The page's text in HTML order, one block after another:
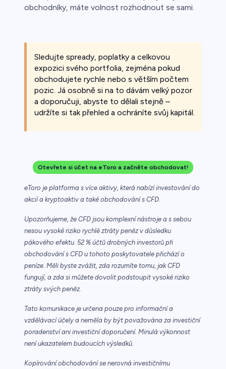
obchodníky, máte volnost rozhodnout se sami.
Sledujte spready, poplatky a celkovou
expozici svého portfolia, zejména pokud
obchodujete rychle nebo s větším počtem
pozic. Já osobně si na to dávám velký pozor
a doporučuji, abyste to dělali stejně –
udržíte si tak přehled a ochráníte svůj kapitál.
Otevřete si účet na eToro a začněte obchodovat!
eToro je platforma s více aktivy, která nabízí investování do
akcií a kryptoaktiv a také obchodování s CFD.
Upozorňujeme, že CFD jsou komplexní nástroje a s sebou
nesou vysoké riziko rychlé ztráty peněz v důsledku
pákového efektu. 52 % účtů drobných investorů při
obchodování s CFD u tohoto poskytovatele přichází o
peníze. Měli byste zvážit, zda rozumíte tomu, jak CFD
fungují, a zda si můžete dovolit podstoupit vysoké riziko
ztráty svých peněz.
Tato komunikace je určena pouze pro informační a
vzdělávací účely a neměla by být považována za investiční
poradenství ani investiční doporučení. Minulá výkonnost
není ukazatelem budoucích výsledků.
Kopírování obchodování se nerovná investičnímu